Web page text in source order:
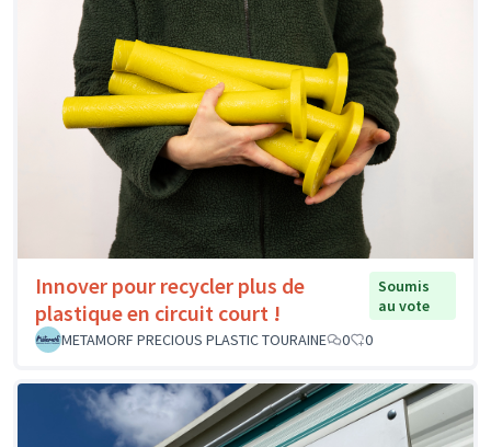
Innover pour recycler plus de
plastique en circuit court !
Soumis
au vote
METAMORF PRECIOUS PLASTIC TOURAINE
0 0